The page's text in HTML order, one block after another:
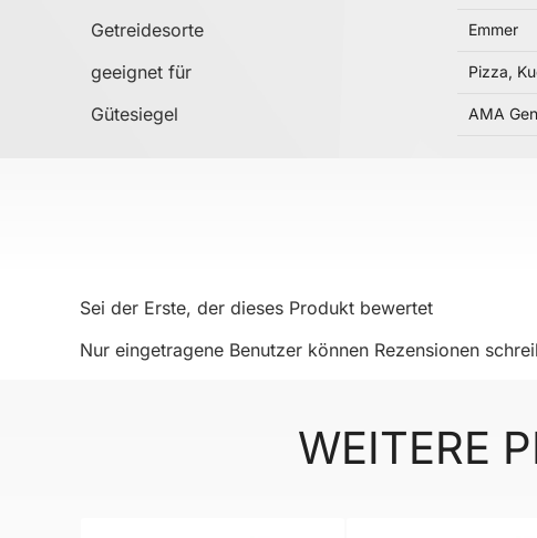
Getreidesorte Emmer
geeignet für Pizza,
Gütesiegel AMA
Sei der Erste, der dieses Produkt bewertet
Nur eingetragene Benutzer können Rezensionen
WEITERE